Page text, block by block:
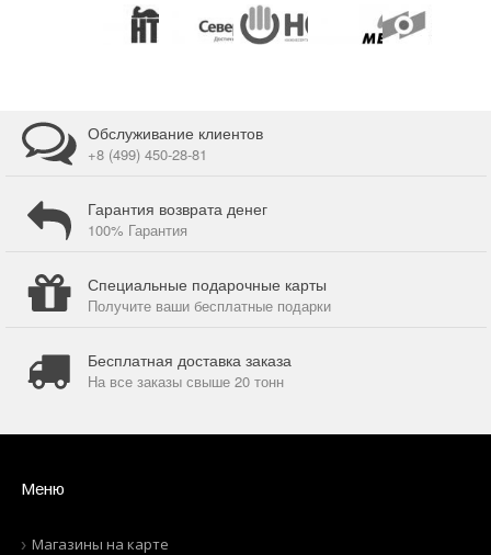
Обслуживание клиентов
+8 (499) 450-28-81
Гарантия возврата денег
100% Гарантия
Специальные подарочные карты
Получите ваши бесплатные подарки
Бесплатная доставка заказа
На все заказы свыше 20 тонн
Меню
Магазины на карте